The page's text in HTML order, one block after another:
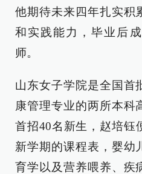
他期待未来四年扎实积
和实践能力，毕业后
师。
山东女子学院是全国首
康管理专业的两所本科
首招40名新生，赵培钰
新学期的课程表，婴幼
育学以及营养喂养、疾